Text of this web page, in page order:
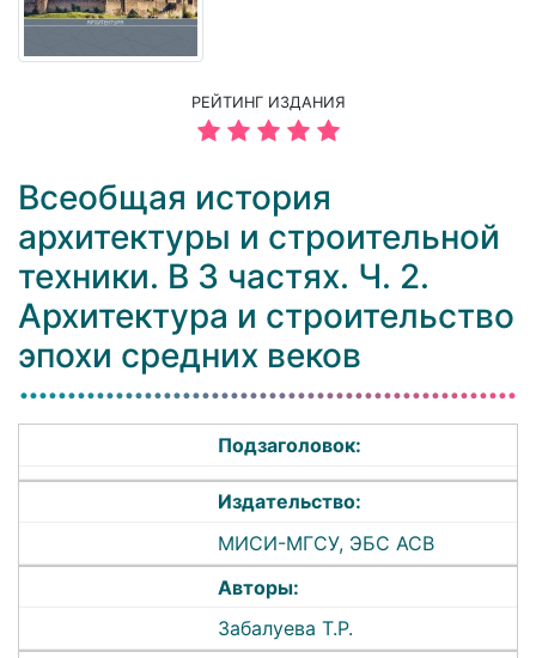
РЕЙТИНГ ИЗДАНИЯ
Всеобщая история
архитектуры и строительной
техники. В 3 частях. Ч. 2.
Архитектура и строительство
эпохи средних веков
Подзаголовок:
Издательство:
МИСИ-МГСУ, ЭБС АСВ
Авторы:
Забалуева Т.Р.